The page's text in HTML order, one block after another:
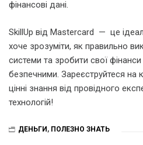
фінансові дані.
SkillUp від Mastercard — це
хоче зрозуміти, як правильно
системи та зробити свої
безпечними. Зареєструйтеся на
цінні знання від провідного
технологій!
ДЕНЬГИ , ПОЛЕЗНО ЗНАТЬ